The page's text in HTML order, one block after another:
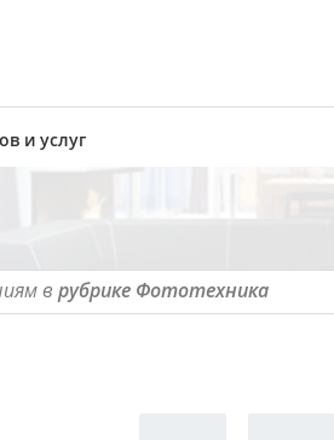
и услуг
в рубрике Фототехника